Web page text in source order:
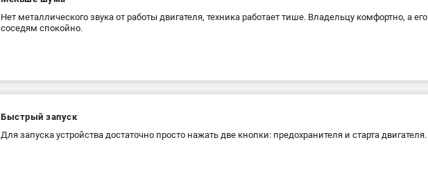
Нет металлического звука от работы двигателя, техника работает тише. Владельцу комфортно, а его
соседям спокойно.
Быстрый запуск
Для запуска устройства достаточно просто нажать две кнопки: предохранителя и старта двигателя.